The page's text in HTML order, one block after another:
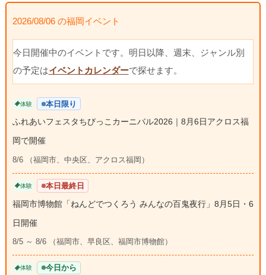
2026/08/06 の福岡イベント
今日開催中のイベントです。明日以降、週末、ジャンル別
の予定はイベントカレンダーで探せます。
体験 本日限り
ふれあいフェスタちびっこカーニバル2026｜8月6日アクロス福
岡で開催
8/6 （福岡市、中央区、アクロス福岡）
体験 本日最終日
福岡市博物館「ねんどでつくろう みんなの百鬼夜行」8月5日・6
日開催
8/5 ～ 8/6 （福岡市、早良区、福岡市博物館）
体験 今日から